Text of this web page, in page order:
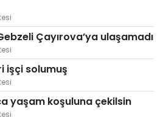
Çayırova’ya ulaşamadı
işçi solumuş
yaşam koşuluna çekilsin